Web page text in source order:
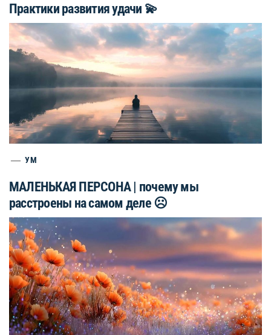
Практики развития удачи 💫
УМ
МАЛЕНЬКАЯ ПЕРСОНА | почему мы
расстроены на самом деле ☹️